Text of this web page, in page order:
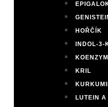
HOŘČÍK
INDOL-
KRIL
LUTEIN A